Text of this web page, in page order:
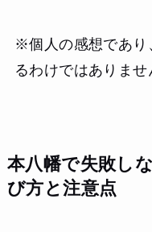
※個人の感想であり
るわけではありませ
本八幡で失敗し
び方と注意点